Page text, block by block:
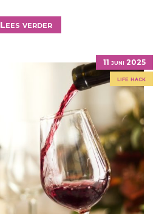
Lees verder
11 juni 2025
life hack